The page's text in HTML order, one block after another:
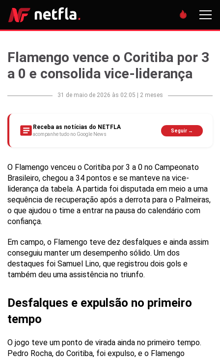
Flamengo vence o Coritiba por 3
a 0 e consolida vice-liderança
31 de maio de 2026 às 02:05 2 meses
Receba as notícias do NETFLA
acompanhe tudo no Google News
Seguir →
O Flamengo venceu o Coritiba por 3 a 0 no Campeonato
Brasileiro, chegou a 34 pontos e se manteve na vice-
liderança da tabela. A partida foi disputada em meio a uma
sequência de recuperação após a derrota para o Palmeiras,
o que ajudou o time a entrar na pausa do calendário com
confiança.
Em campo, o Flamengo teve dez desfalques e ainda assim
conseguiu manter um desempenho sólido. Um dos
destaques foi Samuel Lino, que registrou dois gols e
também deu uma assistência no triunfo.
Desfalques e expulsão no primeiro
tempo
O jogo teve um ponto de virada ainda no primeiro tempo.
Pedro Rocha, do Coritiba, foi expulso, e o Flamengo